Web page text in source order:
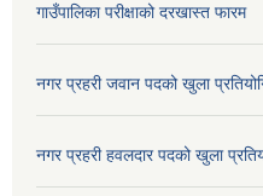
गाउँपालिका परीक्षाको दरखास्त फारम
नगर प्रहरी जवान पदको खुला
नगर प्रहरी हवलदार पदको खुला